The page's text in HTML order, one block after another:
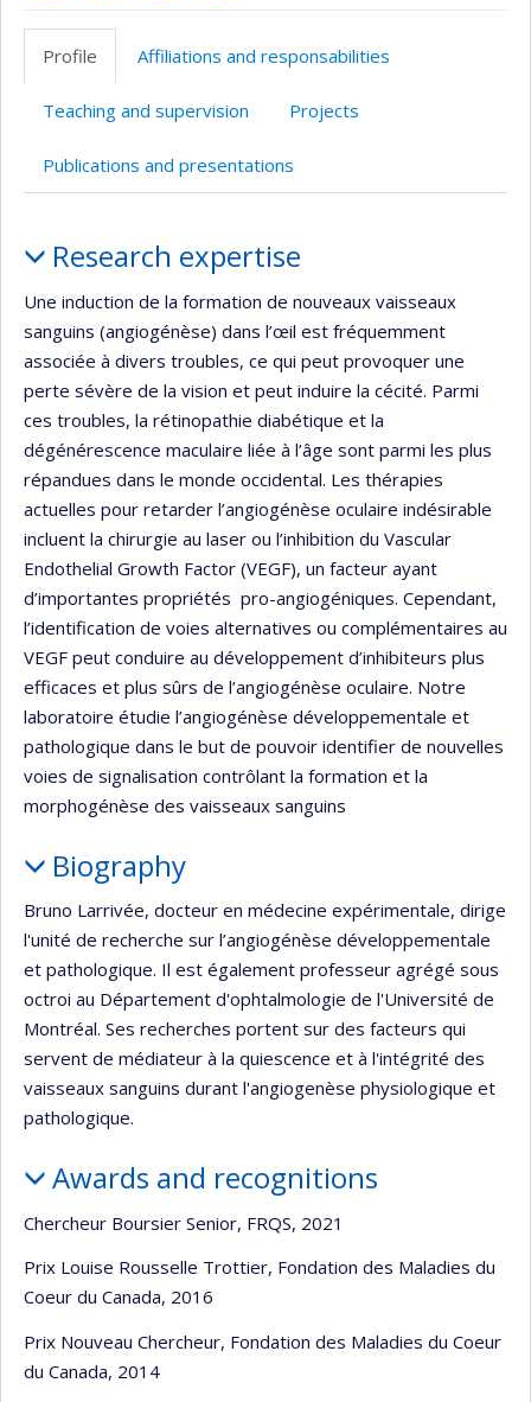
Page
professionnelle
PubMedGoogle
Scholar
Autre
Profile Affiliations and responsabilities
Teaching and supervision Projects
Publications and presentations
Research expertise
Une induction de la formation de nouveaux vaisseaux
sanguins (angiogénèse) dans l’œil est fréquemment
associée à divers troubles, ce qui peut provoquer une
perte sévère de la vision et peut induire la cécité. Parmi
ces troubles, la rétinopathie diabétique et la
dégénérescence maculaire liée à l’âge sont parmi les plus
répandues dans le monde occidental. Les thérapies
actuelles pour retarder l’angiogénèse oculaire indésirable
incluent la chirurgie au laser ou l’inhibition du Vascular
Endothelial Growth Factor (VEGF), un facteur ayant
d’importantes propriétés pro-angiogéniques. Cependant,
l’identification de voies alternatives ou complémentaires au
VEGF peut conduire au développement d’inhibiteurs plus
efficaces et plus sûrs de l’angiogénèse oculaire. Notre
laboratoire étudie l’angiogénèse développementale et
pathologique dans le but de pouvoir identifier de nouvelles
voies de signalisation contrôlant la formation et la
morphogénèse des vaisseaux sanguins
Biography
Bruno Larrivée, docteur en médecine expérimentale, dirige
l'unité de recherche sur l’angiogénèse développementale
et pathologique. Il est également professeur agrégé sous
octroi au Département d'ophtalmologie de l'Université de
Montréal. Ses recherches portent sur des facteurs qui
servent de médiateur à la quiescence et à l'intégrité des
vaisseaux sanguins durant l'angiogenèse physiologique et
pathologique.
Awards and recognitions
Chercheur Boursier Senior, FRQS, 2021
Prix Louise Rousselle Trottier, Fondation des Maladies du
Coeur du Canada, 2016
Prix Nouveau Chercheur, Fondation des Maladies du Coeur
du Canada, 2014